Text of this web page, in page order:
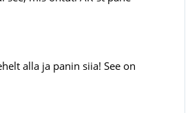
alla ja panin siia! See on